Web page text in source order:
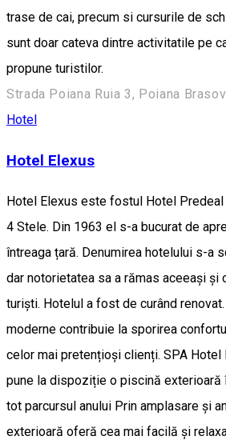
trase de cai, precum si cursurile de
sunt doar cateva dintre activitatile pe
propune turistilor.
Strada Poiana Ruia 3, Poiana
Hotel
Hotel Elexus
Hotel Elexus este fostul Hotel
4 Stele. Din 1963 el s-a bucurat de
întreaga țară. Denumirea hotelului s-a
dar notorietatea sa a rămas aceeași și
turiști. Hotelul a fost de curând
moderne contribuie la sporirea
celor mai pretențioși clienți. SPA Hotel
pune la dispoziție o piscină
tot parcursul anului Prin amplasare și
exterioară oferă cea mai facilă și